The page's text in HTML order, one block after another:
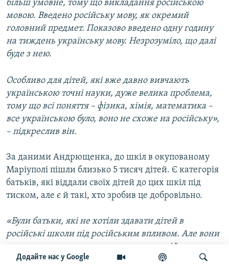
Додайте нас у Google
більш умовне, тому що викладання російською
мовою. Введено російську мову, як окремий
головний предмет. Показово введено одну годину
на тиждень українську мову. Незрозуміло, що далі
буде з нею.
Особливо для дітей, які вже давно вивчають
українською точні науки, дуже велика проблема,
тому що всі поняття – фізика, хімія, математика –
все українською було, воно не схоже на російську»,
– підкреслив він.
За даними Андрющенка, до шкіл в окупованому
Маріуполі пішли близько 5 тисяч дітей. Є категорія
батьків, які віддали своїх дітей до цих шкіл під
тиском, але є й такі, хто зробив це добровільно.
«Були батьки, які не хотіли здавати дітей в
російські школи під російським впливом. Але вони
зверталися, шукали ми шляхи дистанційного
навчання для таких випадків.